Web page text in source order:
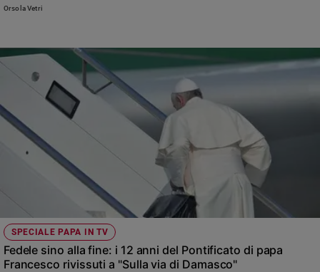
Orsola Vetri
SPECIALE PAPA IN TV
Fedele sino alla fine: i 12 anni del Pontificato di papa
Francesco rivissuti a "Sulla via di Damasco"